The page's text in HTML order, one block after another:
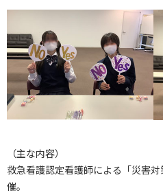
（主な内容）
救急看護認定看護師による「災害
催。